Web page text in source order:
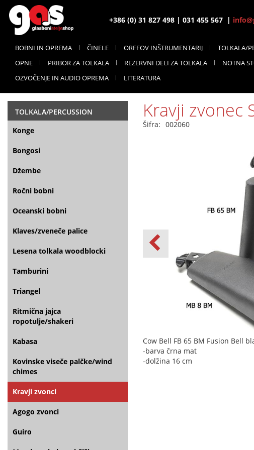
+386 (0) 31 827 498 | 031 455 567 |
BOBNI IN OPREMA ČINELE ORFFOV INŠTRUMENTARIJ TOLKALA/
OPNE
PRIBOR ZA TOLKALA REZERVNI DELI ZA TOLKALA NOTNA
OZVOČENJE IN AUDIO OPREMA
LITERATURA
TOLKALA/PERCUSSION
Konge
Bongosi
Džembe
Ročni bobni
Oceanski bobni
Klaves/zveneče palice
Lesena tolkala woodblocki
Tamburini
Triangel
Ritmična jajca
ropotulje/shakeri
Kabasa
Kovinske viseče palčke/wind
chimes
Kravji zvonci
Agogo zvonci
Guiro
Kravji zvonec
Šifra: 002060
Cow Bell FB 65 BM Fusion Bell
-barva črna mat
-dolžina 16 cm